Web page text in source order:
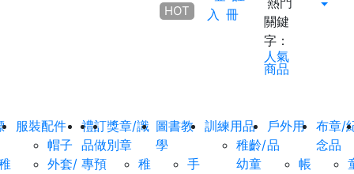
HOT
入 冊
關鍵
字：
人氣
商品
服裝配件
帽子
外套/
禮
品
專
訂
做
預
獎章/識
別章
稚
圖書教
學
手
訓練用品
稚齡/
幼童
戶外用
品
帳
布章/
念品